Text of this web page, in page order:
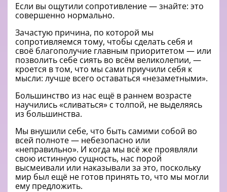
Если вы ощутили сопротивление — знайте: это
совершенно нормально.
Зачастую причина, по которой мы
сопротивляемся тому, чтобы сделать себя и
своё благополучие главным приоритетом — или
позволить себе сиять во всём великолепии, —
кроется в том, что мы сами приучили себя к
мысли: лучше всего оставаться «незаметными».
Большинство из нас ещё в раннем возрасте
научились «сливаться» с толпой, не выделяясь
из большинства.
Мы внушили себе, что быть самими собой во
всей полноте — небезопасно или
«неправильно». И когда мы всё же проявляли
свою истинную сущность, нас порой
высмеивали или наказывали за это, поскольку
мир был ещё не готов принять то, что мы могли
ему предложить.